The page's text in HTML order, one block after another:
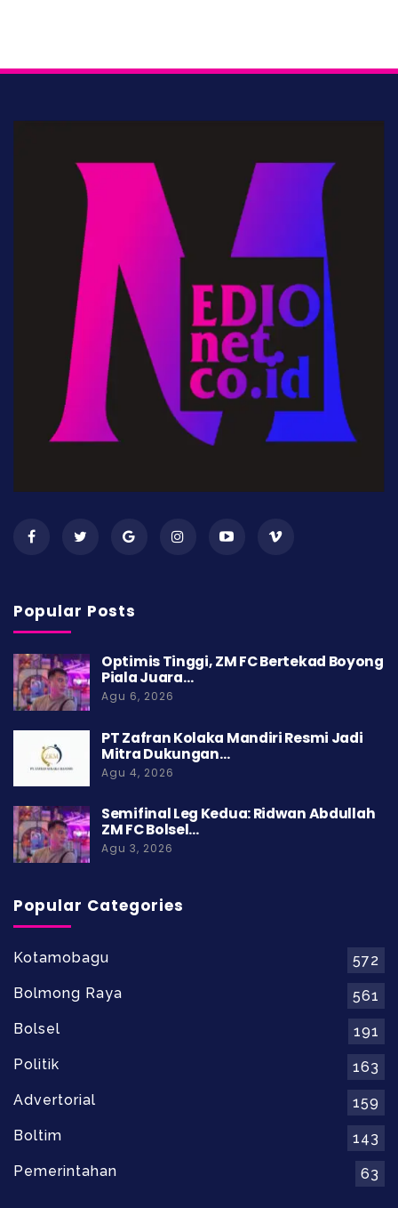
Popular Posts
Optimis Tinggi, ZM FC Bertekad Boyong
Piala Juara…
Agu 6, 2026
PT Zafran Kolaka Mandiri Resmi Jadi
Mitra Dukungan…
Agu 4, 2026
Semifinal Leg Kedua: Ridwan Abdullah
ZM FC Bolsel…
Agu 3, 2026
Popular Categories
Kotamobagu
572
Bolmong Raya
561
Bolsel
191
Politik
163
Advertorial
159
Boltim
143
Pemerintahan
63